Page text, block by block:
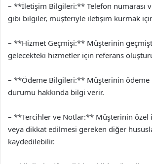
– **İletişim Bilgileri:** Telefon numarası
gibi bilgiler, müşteriyle iletişim kurmak
– **Hizmet Geçmişi:** Müşterinin
gelecekteki hizmetler için referans
– **Ödeme Bilgileri:** Müşterinin ödeme
durumu hakkında bilgi verir.
– **Tercihler ve Notlar:** Müşterinin özel
veya dikkat edilmesi gereken diğer
kaydedilebilir.